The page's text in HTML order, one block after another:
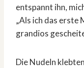
entspannt ihn,
„Als ich das erste
grandios
Die Nudeln